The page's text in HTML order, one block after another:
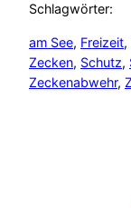
Schlagwörter:
am See, Freizeit,
Zecken, Schutz,
Zeckenabwehr,